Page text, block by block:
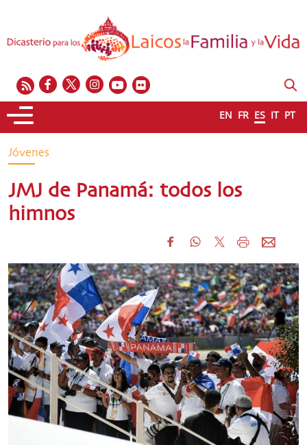
EN FR ES IT PT
Jóvenes
JMJ de Panamá: todos los
himnos